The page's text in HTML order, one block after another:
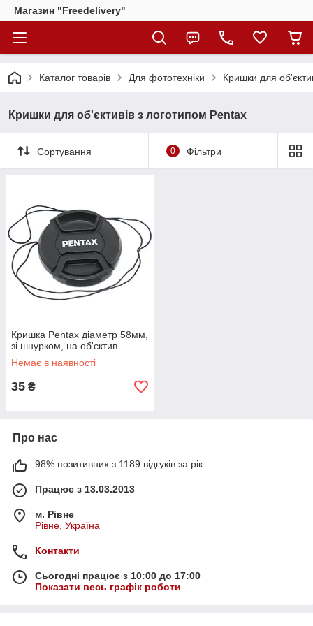
Магазин "Freedelivery"
Каталог товарів Для фототехніки Кришки для
Кришки для об'єктивів з логотипом Pentax
Сортування 0 Фільтри
Кришка Pentax діаметр 58мм,
зі шнурком, на об'єктив
Немає в наявності
35 ₴
Про нас
98% позитивних з 1189 відгуків за рік
Працює з 13.03.2013
м. Рівне
Рівне, Україна
Контакти
Сьогодні працює з 10:00 до 17:00
Показати весь графік роботи